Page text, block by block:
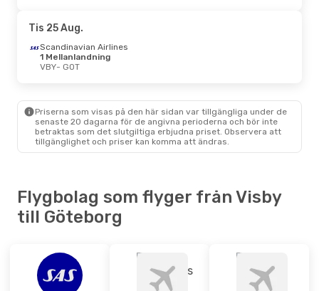
VBY- GOT
Scandinavian Airlines
1 Mellanlandning
GOT- VBY
Scandinavian Airlines
1 Mellanlandning
VBY- GOT
Scandinavian Airlines
1 Mellanlandning
GOT- VBY
Tis 25 Aug.
Scandinavian Airlines
1 Mellanlandning
VBY- GOT
Priserna som visas på den här sidan var tillgängliga under de
senaste 20 dagarna för de angivna perioderna och bör inte
betraktas som det slutgiltiga erbjudna priset. Observera att
tillgänglighet och priser kan komma att ändras.
Flygbolag som flyger från Visby
till Göteborg